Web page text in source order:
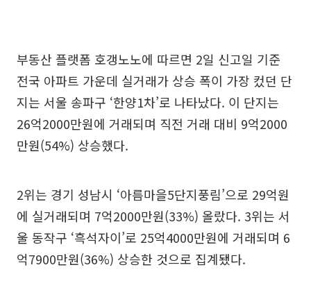
부동산 플랫폼 호갱노노에 따르면 2일 신고일 기준
전국 아파트 가운데 실거래가 상승 폭이 가장 컸던 단
지는 서울 송파구 ‘한양1차’로 나타났다. 이 단지는
26억2000만원에 거래되며 직전 거래 대비 9억2000
만원(54%) 상승했다.
2위는 경기 성남시 ‘아름마을5단지풍림’으로 29억원
에 실거래되며 7억2000만원(33%) 올랐다. 3위는 서
울 동작구 ‘흑석자이’로 25억4000만원에 거래되며 6
억7900만원(36%) 상승한 것으로 집계됐다.